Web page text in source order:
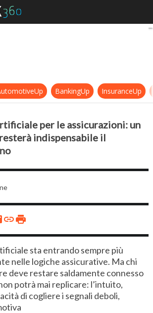
Intelligenza artificiale per le
BankingUp InsuranceUp
per le assicurazioni: un
indispensabile il
sta entrando sempre più
nelle logiche assicurative. Ma chi
deve restare saldamente connesso
potrà mai replicare: l’intuito,
di cogliere i segnali deboli,